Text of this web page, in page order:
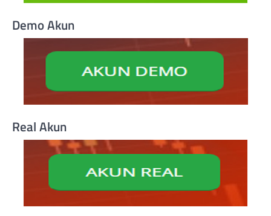
Demo Akun
Real Akun